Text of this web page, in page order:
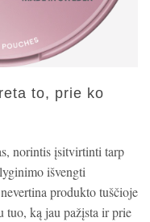
to, prie ko
norintis įsitvirtinti tarp
išvengti
produkto tuščioje
tuo, ką jau pažįsta ir prie